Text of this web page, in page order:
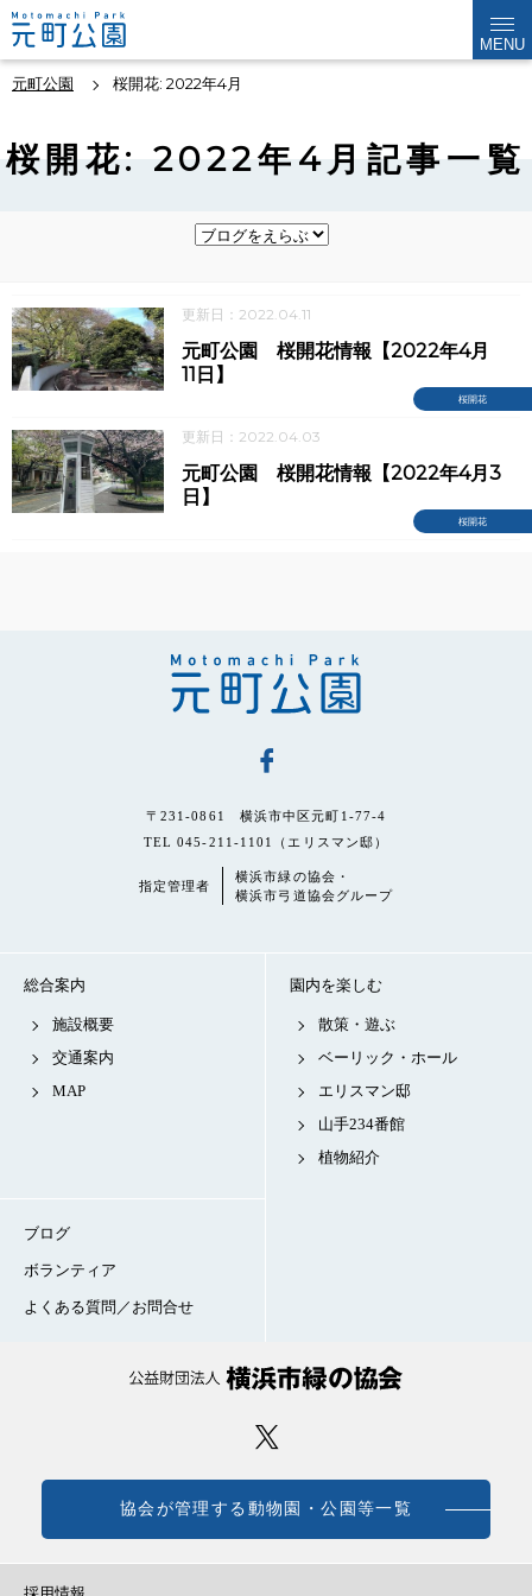
MENU
元町公園 桜開花: 2022年4月
桜開花: 2022年4月記事一覧
更新日：2022.04.11
桜開花
元町公園 桜開花情報【2022年4月
11日】
更新日：2022.04.03
桜開花
元町公園 桜開花情報【2022年4月3
日】
〒231-0861 横浜市中区元町1-77-4
TEL 045-211-1101（エリスマン邸）
指定管理者
横浜市緑の協会・
横浜市弓道協会グループ
総合案内
施設概要
交通案内
MAP
園内を楽しむ
散策・遊ぶ
ベーリック・ホール
エリスマン邸
山手234番館
植物紹介
ブログ
ボランティア
よくある質問／お問合せ
協会が管理する動物園・公園等一覧